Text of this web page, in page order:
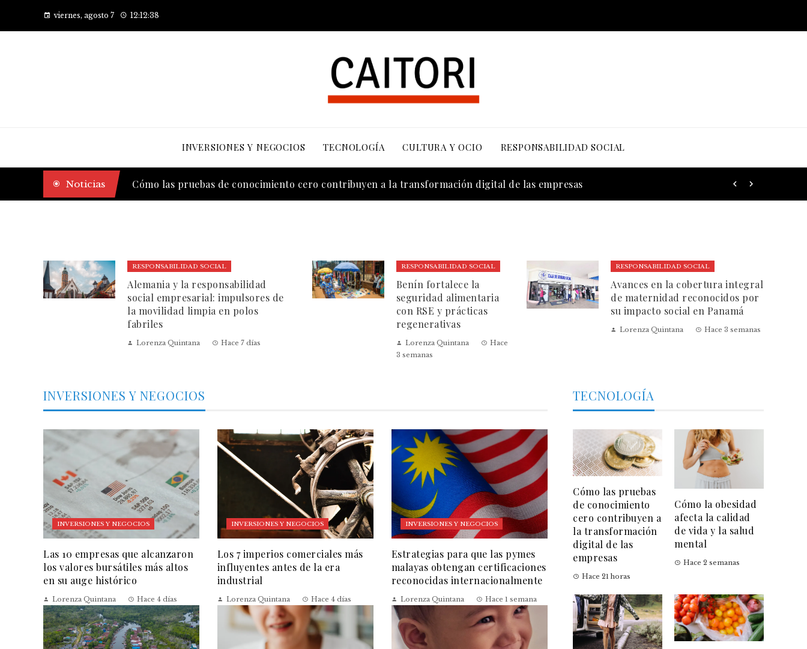
viernes, agosto 7 12:12:39
INVERSIONES Y NEGOCIOS TECNOLOGÍA CULTURA Y OCIO RESPONSABILIDAD SOCIAL
Noticias Las 10 empresas que alcanzaron los valores bursátiles más altos en su auge histórico
RESPONSABILIDAD SOCIAL
Alemania y la responsabilidad
social empresarial: impulsores de
la movilidad limpia en polos
fabriles
Lorenza Quintana Hace 7 días
RESPONSABILIDAD SOCIAL
Benín fortalece la
seguridad alimentaria
con RSE y prácticas
regenerativas
Lorenza Quintana
Hace
3 semanas
RESPONSABILIDAD SOCIAL
Avances en la cobertura integral
de maternidad reconocidos por
su impacto social en Panamá
Lorenza Quintana Hace 3 semanas
INVERSIONES Y NEGOCIOS
INVERSIONES Y NEGOCIOS
Las 10 empresas que alcanzaron
los valores bursátiles más altos
en su auge histórico
Lorenza Quintana Hace 4 días
INVERSIONES Y NEGOCIOS
Los 7 imperios comerciales más
influyentes antes de la era
industrial
Lorenza Quintana Hace 4 días
INVERSIONES Y NEGOCIOS
Estrategias para que las pymes
malayas obtengan certificaciones
reconocidas internacionalmente
Lorenza Quintana Hace 1 semana
TECNOLOGÍA
Cómo las pruebas
de conocimiento
cero contribuyen a
la transformación
digital de las
empresas
Hace 21 horas
Cómo la obesidad
afecta la calidad
de vida y la salud
mental
Hace 2 semanas